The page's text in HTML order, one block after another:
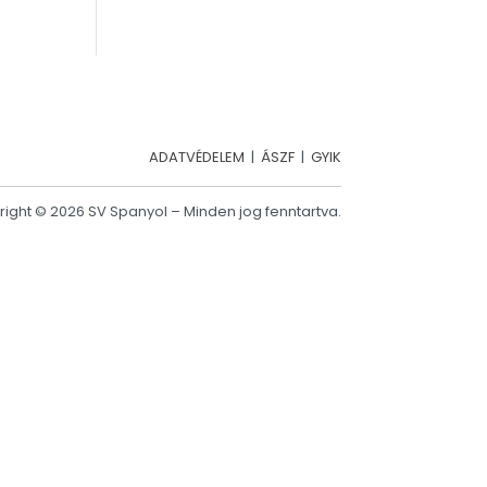
ADATVÉDELEM | ÁSZF | GYIK
© 2026 SV Spanyol – Minden jog fenntartva.